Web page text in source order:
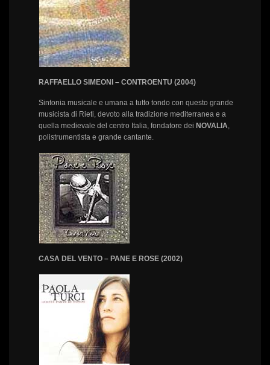
RAFFAELLO SIMEONI – CONTROENTU (2004)
Sintonia musicale e umana a tutto tondo con questo grande
musicista di Rieti, devoto alla tradizione mediterranea e a
quella medievale del centro Italia, fondatore dei NOVALIA
polistrumentista e grande cantante.
CASA DEL VENTO – PANE E ROSE (2002)